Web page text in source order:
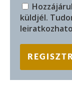
küldjél.